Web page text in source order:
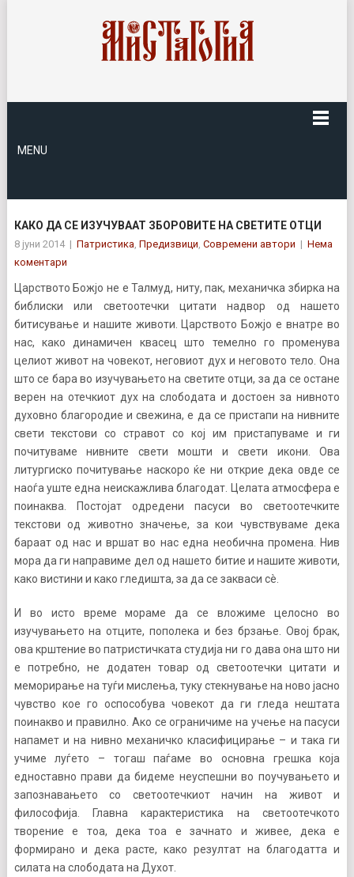
MENU
КАКО ДА СЕ ИЗУЧУВААТ ЗБОРОВИТЕ НА СВЕТИТЕ ОТЦИ
8 јуни 2014 | Патристика, Предизвици, Современи автори | Нема
коментари
Царството Божјо не е Талмуд, ниту, пак, механичка збирка на
библиски или светоотечки цитати надвор од нашето
битисување и нашите животи. Царството Божјо е внатре во
нас, како динамичен квасец што темелно го променува
целиот живот на човекот, неговиот дух и неговото тело. Она
што се бара во изучувањето на светите отци, за да се остане
верен на отечкиот дух на слободата и достоен за нивното
духовно благородие и свежина, е да се пристапи на нивните
свети текстови со стравот со кој им пристапуваме и ги
почитуваме нивните свети мошти и свети икони. Ова
литургиско почитување наскоро ќе ни открие дека овде се
наоѓа уште една неискажлива благодат. Целата атмосфера е
поинаква. Постојат одредени пасуси во светоотечките
текстови од животно значење, за кои чувствуваме дека
бараат од нас и вршат во нас една необична промена. Нив
мора да ги направиме дел од нашето битие и нашите животи,
како вистини и како гледишта, за да се закваси сè.
И во исто време мораме да се вложиме целосно во
изучувањето на отците, пополека и без брзање. Овој брак,
ова крштение во патристичката студија ни го дава она што ни
е потребно, не додатен товар од светоотечки цитати и
меморирање на туѓи мислења, туку стекнување на ново јасно
чувство кое го оспособува човекот да ги гледа нештата
поинакво и правилно. Ако се ограничиме на учење на пасуси
напамет и на нивно механичко класифицирање – и така ги
учиме луѓето – тогаш паѓаме во основна грешка која
едноставно прави да бидеме неуспешни во поучувањето и
запознавањето со светоотечкиот начин на живот и
философија. Главна карактеристика на светоотечкото
творение е тоа, дека тоа е зачнато и живее, дека е
формирано и дека расте, како резултат на благодатта и
силата на слободата на Духот.